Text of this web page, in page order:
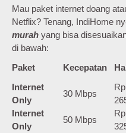
Mau paket internet doang
Netflix? Tenang, IndiHome
murah yang bisa
di bawah:
Paket
Kecepatan
Internet
Only
30 Mbps
Rp
Internet
Only
50 Mbps
Rp